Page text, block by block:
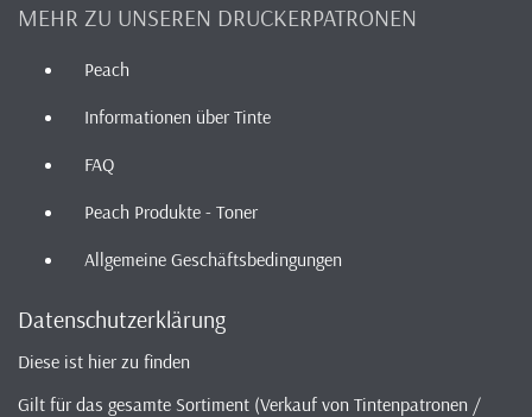
MEHR ZU UNSEREN DRUCKERPATRONEN
Peach
Informationen über Tinte
FAQ
Peach Produkte - Toner
Allgemeine Geschäftsbedingungen
Datenschutzerklärung
Diese ist hier zu finden
Gilt für das gesamte Sortiment (Verkauf von Tintenpatronen /